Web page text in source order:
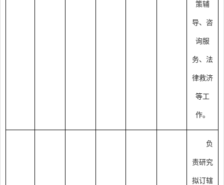
策辅
导、咨
询服
务、法
律救济
等工
作。
负
责研究
拟订辖